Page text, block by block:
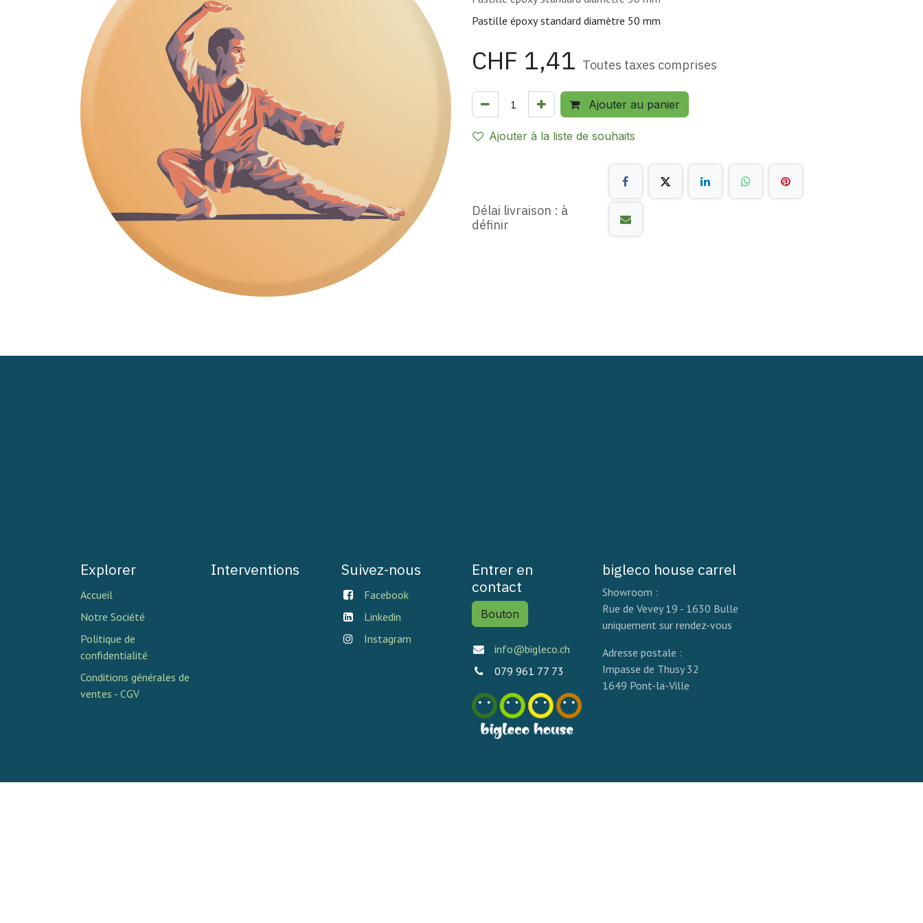
Pastille époxy standard diamètre 50 mm
CHF 1,41 Toutes taxes comprises
Ajouter au panier
Ajouter à la liste de souhaits
Délai livraison : à
définir
Explorer
Accueil
Notre Société
Politique de
confidentialité
Conditions générales de
ventes - CGV
Interventions Suivez-nous
Facebook
Linkedin
Instagram
Entrer en
contact
Bouton
info@bigleco.ch
079 961 77 73
bigleco house carrel
Showroom :
Rue de Vevey 19 - 1630 Bulle
uniquement sur rendez-vous
Adresse postale :
Impasse de Thusy 32
1649 Pont-la-Ville